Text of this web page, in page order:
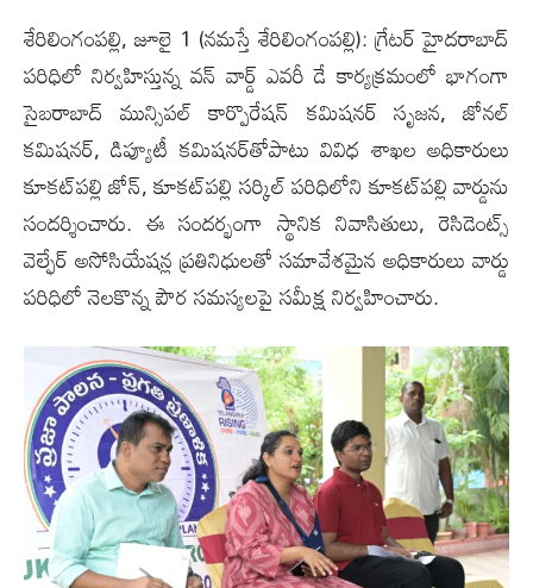
శేరిలింగంప‌ల్లి, జూలై 1 (న‌మ‌స్తే శేరిలింగంప‌ల్లి): గ్రేటర్ హైదరాబాద్
పరిధిలో నిర్వహిస్తున్న వన్ వార్డ్ ఎవరీ డే కార్యక్రమంలో భాగంగా
సైబరాబాద్ మున్సిపల్ కార్పొరేషన్ కమిషనర్ సృజ‌న‌, జోనల్
కమిషనర్, డిప్యూటీ కమిషనర్‌తోపాటు వివిధ శాఖల అధికారులు
కూకట్‌పల్లి జోన్, కూకట్‌పల్లి సర్కిల్ పరిధిలోని కూకట్‌పల్లి వార్డును
సందర్శించారు. ఈ సందర్భంగా స్థానిక నివాసితులు, రెసిడెంట్స్
వెల్ఫేర్ అసోసియేషన్ల ప్రతినిధులతో సమావేశమైన అధికారులు వార్డు
పరిధిలో నెలకొన్న పౌర సమస్యలపై సమీక్ష నిర్వహించారు.